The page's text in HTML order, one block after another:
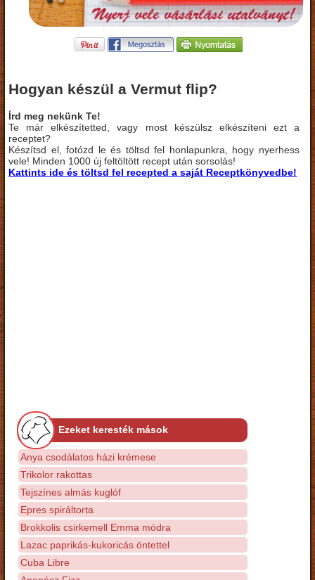
Hogyan készül a Vermut flip?
Írd meg nekünk Te!
Te már elkészítetted, vagy most készülsz elkészíteni ezt a
receptet?
Készítsd el, fotózd le és töltsd fel honlapunkra, hogy nyerhess
vele! Minden 1000 új feltöltött recept után sorsolás!
Kattints ide és töltsd fel recepted a saját Receptkönyvedbe!
Ezeket keresték mások
Anya csodálatos házi krémese
Trikolor rakottas
Tejszínes almás kuglóf
Epres spiráltorta
Brokkolis csirkemell Emma módra
Lazac paprikás-kukoricás öntettel
Cuba Libre